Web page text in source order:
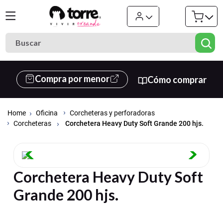
Buscar
Compra por menor Cómo comprar
Oficina
Corcheteras y perforadoras
Corcheteras
Corchetera Heavy Duty Soft Grande 200 hjs.
Corchetera Heavy Duty Soft
Grande 200 hjs.
Términos más buscados
1. cuaderno
goma eva
5.
6 estuche
7 harry potter